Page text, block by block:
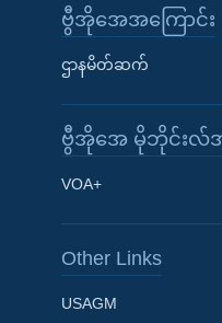
Learning English
ဗွီအိုအေအကြောင်း
ဌာနမိတ်ဆက်
ဗွီအိုအေ မိုဘိုင်းလ်အ
VOA+
Other Links
USAGM